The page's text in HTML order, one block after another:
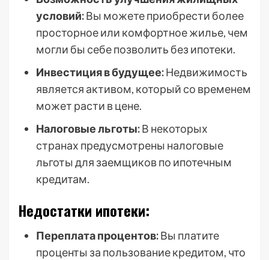
условий:Вы можете приобрести более
просторное или комфортное жилье, чем
могли бы себе позволить без ипотеки.
Инвестиция в будущее:Недвижимость
является активом, который со временем
может расти в цене.
Налоговые льготы:В некоторых
странах предусмотрены налоговые
льготы для заемщиков по ипотечным
кредитам.
Недостатки ипотеки:
Переплата процентов:Вы платите
проценты за пользование кредитом, что